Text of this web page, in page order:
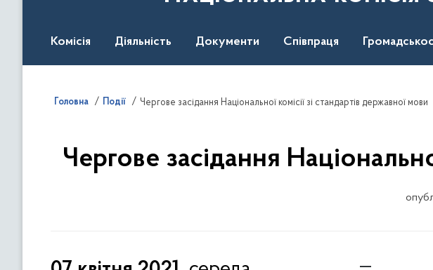
Комісія Діяльність Документи Співпраця
Головна Події Чергове засідання Національної комісії зі стандартів державної мови
Чергове засідання